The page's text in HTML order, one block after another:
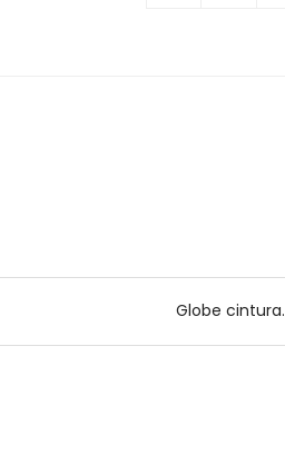
Globe cintura.